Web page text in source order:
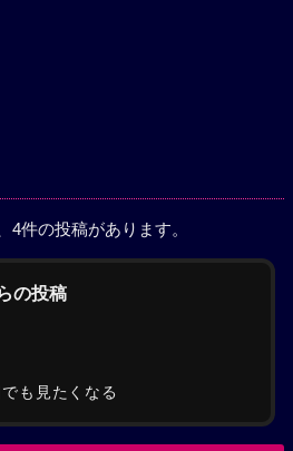
、4件の投稿があります。
の投稿
も見たくなる